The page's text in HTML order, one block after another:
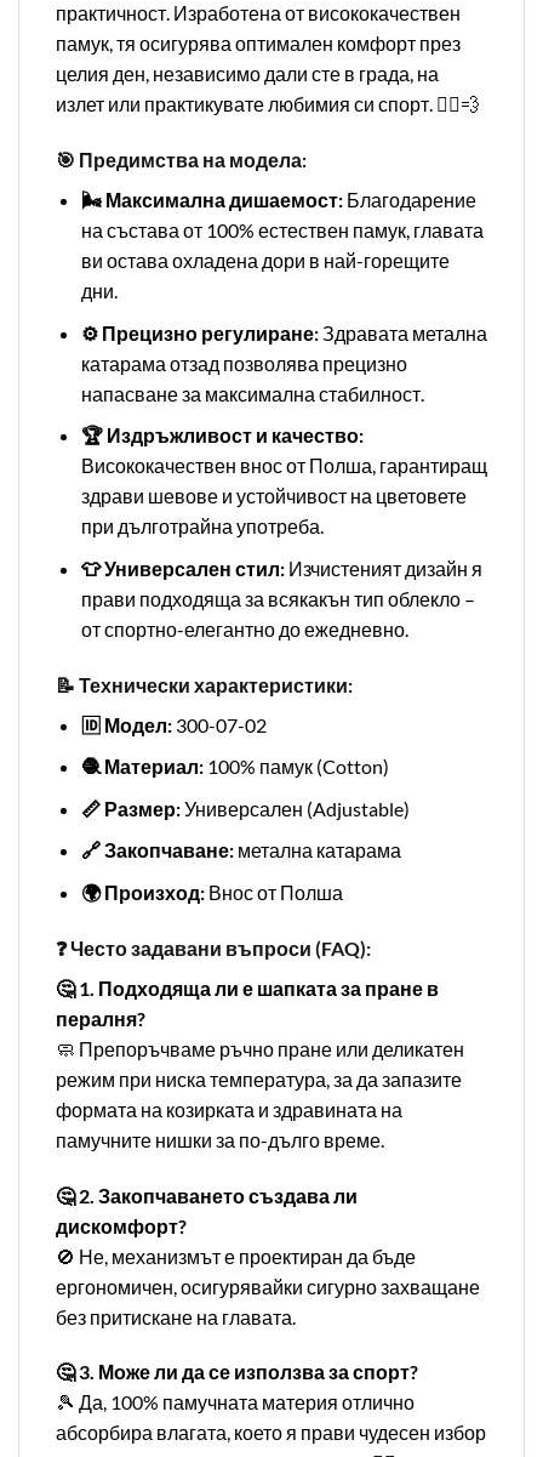
практичност. Изработена от висококачествен
памук, тя осигурява оптимален комфорт през
целия ден, независимо дали сте в града, на
излет или практикувате любимия си спорт. 🏃‍♂️💨
🎯 Предимства на модела:
🌬️ Максимална дишаемост:Благодарение
на състава от 100% естествен памук, главата
ви остава охладена дори в най-горещите
дни.
⚙️ Прецизно регулиране:Здравата метална
катарама отзад позволява прецизно
напасване за максимална стабилност.
🏆 Издръжливост и качество:
Висококачествен внос от Полша, гарантиращ
здрави шевове и устойчивост на цветовете
при дълготрайна употреба.
👕 Универсален стил:Изчистеният дизайн я
прави подходяща за всякакън тип облекло –
от спортно-елегантно до ежедневно.
📝 Технически характеристики:
🆔 Модел:300-07-02
🧶 Материал:100% памук (Cotton)
📏 Размер:Универсален (Adjustable)
🔗 Закопчаване:метална катарама
🌍 Произход:Внос от Полша
❓ Често задавани въпроси (FAQ):
🤔 1. Подходяща ли е шапката за пране в
пералня?
🧼 Препоръчваме ръчно пране или деликатен
режим при ниска температура, за да запазите
формата на козирката и здравината на
памучните нишки за по-дълго време.
🤔 2. Закопчаването създава ли
дискомфорт?
🚫 Не, механизмът е проектиран да бъде
ергономичен, осигурявайки сигурно захващане
без притискане на главата.
🤔 3. Може ли да се използва за спорт?
🎾 Да, 100% памучната материя отлично
абсорбира влагата, което я прави чудесен избор